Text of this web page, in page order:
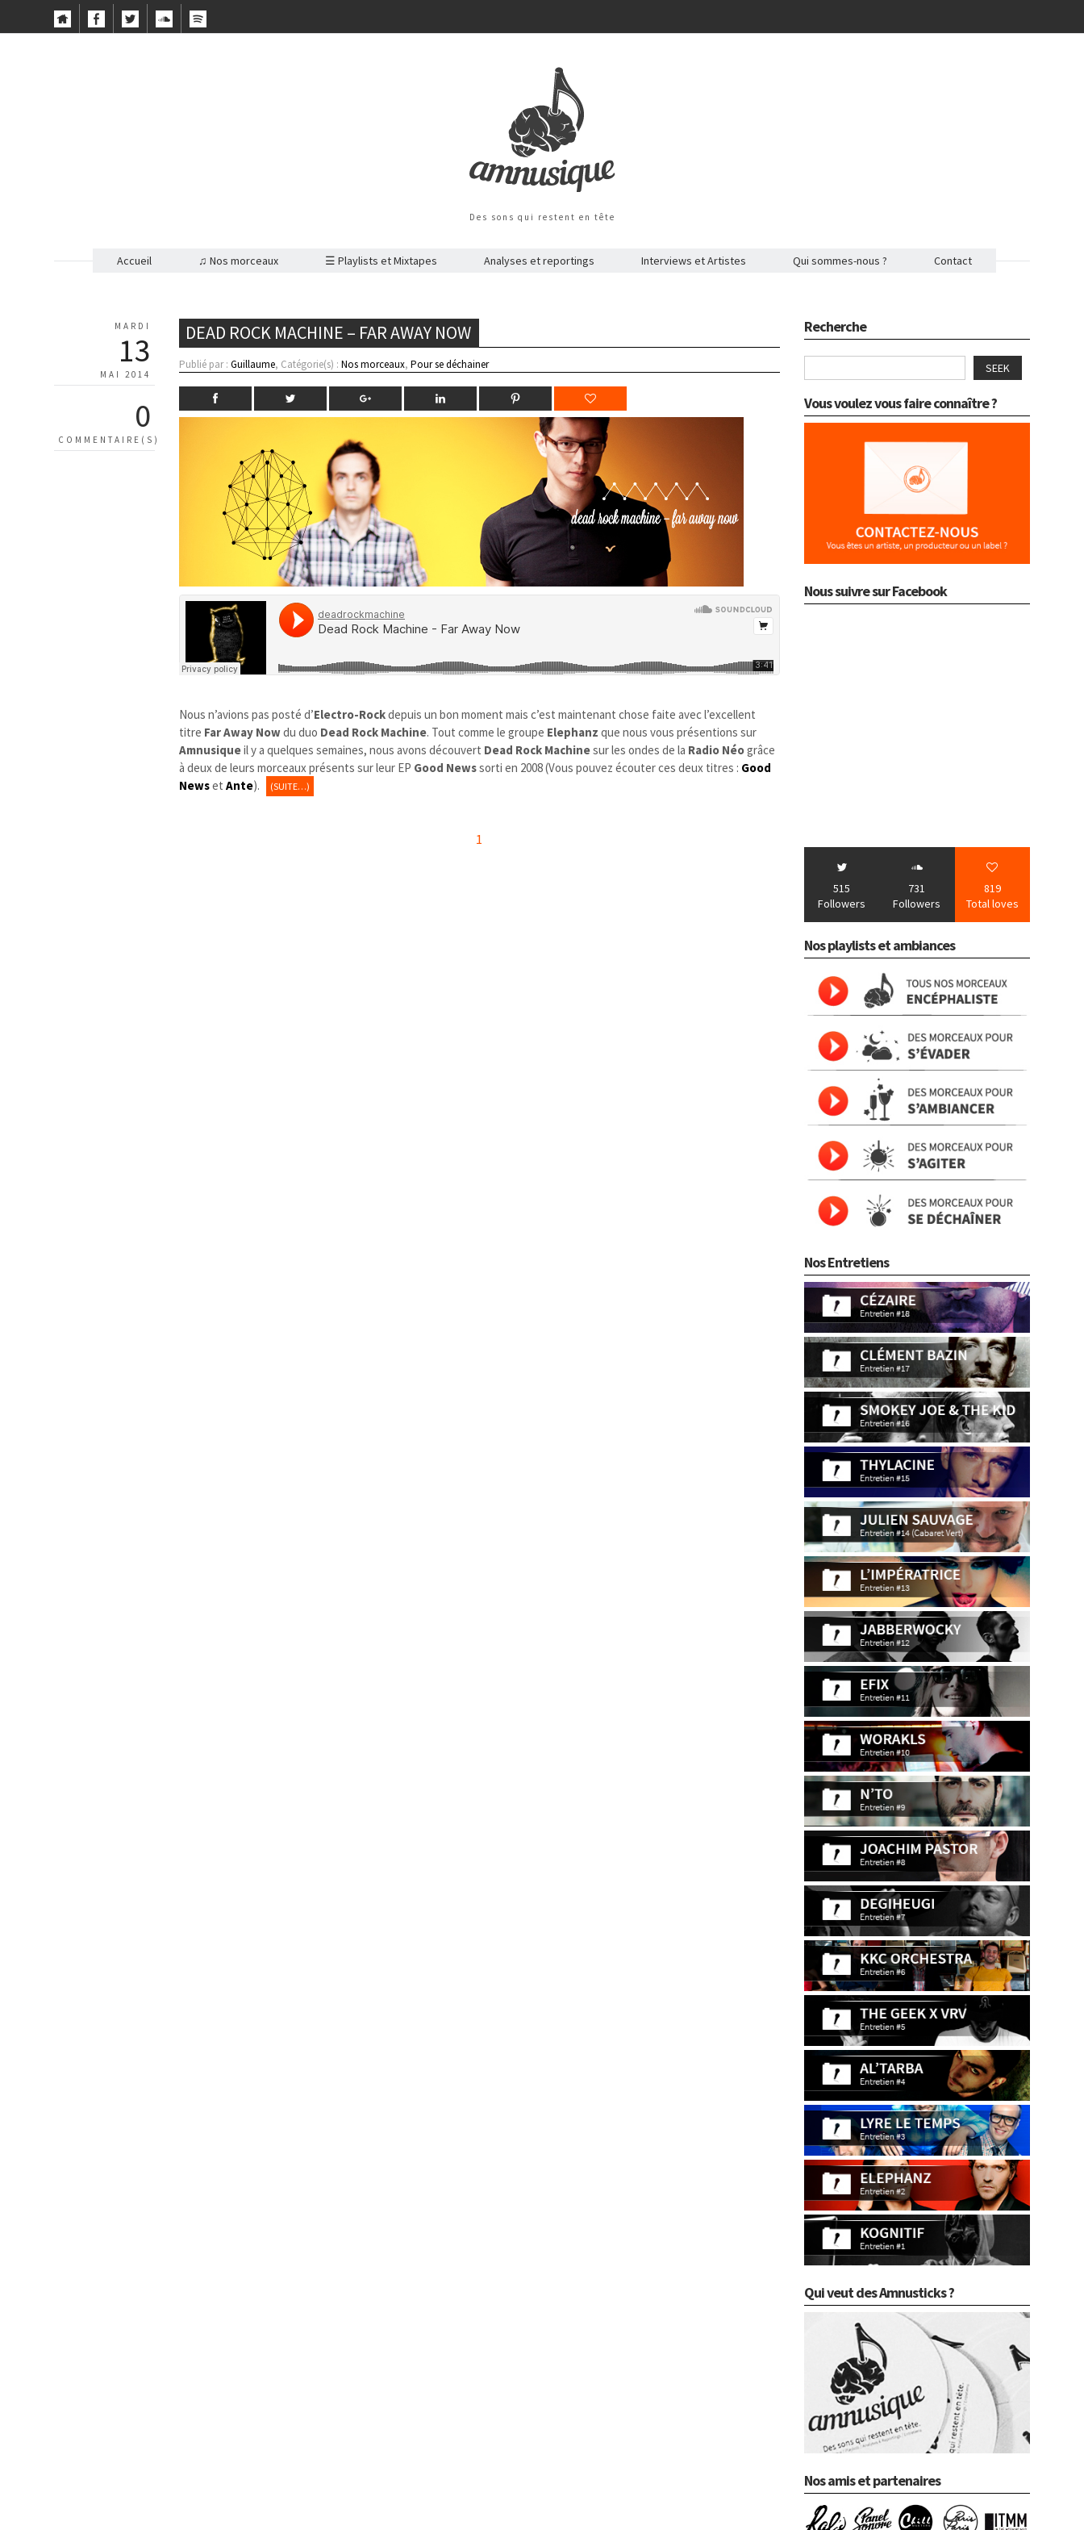
Des sons qui restent en tête
Accueil ♫ Nos morceaux ☰ Playlists et Mixtapes Analyses et reportings Interviews et Artistes Qui sommes-nous ? Contact
MARDI
13
MAI 2014
0
COMMENTAIRE(S)
DEAD ROCK MACHINE – FAR AWAY NOW
Publié par :Guillaume, Catégorie(s) :Nos morceaux,Pour se déchainer
Nous n’avions pas posté d’Electro-Rockdepuis un bon moment mais c’est maintenant chose faite avec l’excellent
titre Far Away Nowdu duo Dead Rock Machine. Tout comme le groupe Elephanz que nous vous présentions sur
Amnusiqueil y a quelques semaines, nous avons découvert Dead Rock Machinesur les ondes de la Radio Néogrâce
à deux de leurs morceaux présents sur leur EP Good Newssorti en 2008 (Vous pouvez écouter ces deux titres : Good
NewsetAnte). (SUITE…)
1
Recherche
SEEK
Vous voulez vous faire connaître ?
Nous suivre sur Facebook
515
Followers
731
Followers
819
Total loves
Nos playlists et ambiances
Nos Entretiens
Qui veut des Amnusticks ?
Nos amis et partenaires